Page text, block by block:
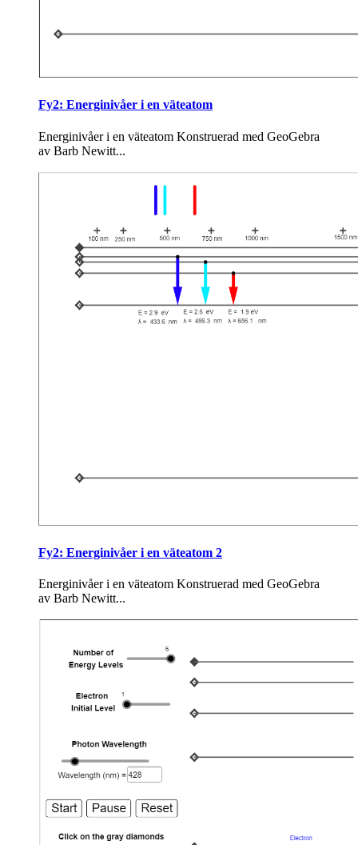
Fy2: Energinivåer i en väteatom
Energinivåer i en väteatom Kon­stru­e­rad med Geo­Ge­bra
av Barb Newitt...
Fy2: Energinivåer i en väteatom 2
Energinivåer i en väteatom Kon­stru­e­rad med Geo­Ge­bra
av Barb Newitt...